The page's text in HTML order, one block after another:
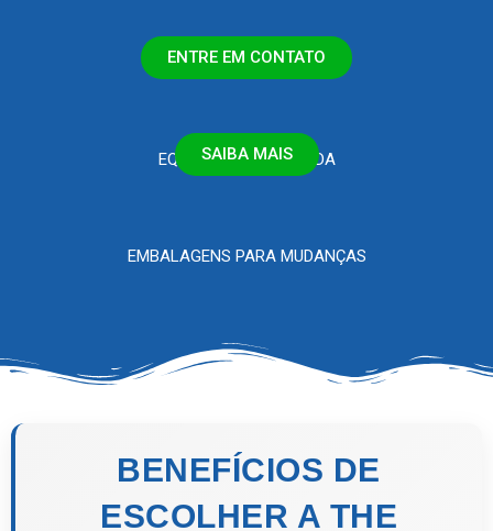
MUDANÇA RESIDENCIAL
ENTRE EM CONTATO
EQUIPE ESPECIALIZADA
SAIBA MAIS
EMBALAGENS PARA MUDANÇAS
BENEFÍCIOS DE
ESCOLHER A THE